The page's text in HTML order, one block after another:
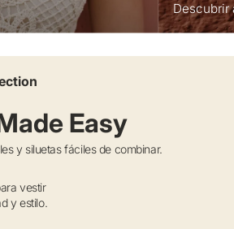
Descubrir
Easy
y siluetas fáciles de combinar.
vestir
y estilo.